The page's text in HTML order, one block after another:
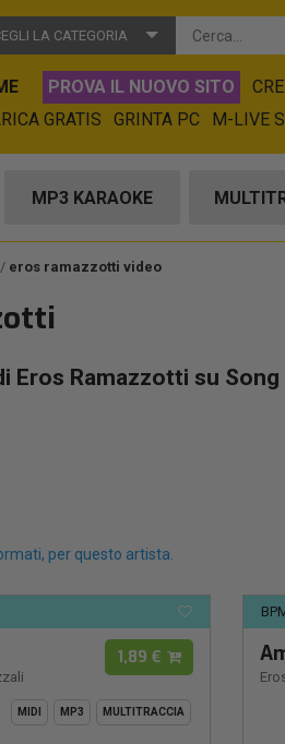
LA CATEGORIA
PROVA IL NUOVO SITO
GRATIS
GRINTA PC M-LIVE
MP3 KARAOKE
eros ramazzotti video
Eros Ramazzotti su Song
per questo artista.
1,89 €
MIDI MP3 MULTITRACCIA